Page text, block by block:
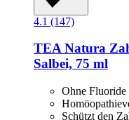
4.1 (147)
TEA Natura
Salbei, 75 ml
Ohne Fluoride
Schützt den